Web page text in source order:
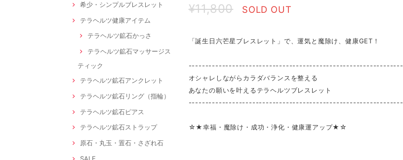
希少・シンプルブレスレット
テラヘルツ健康アイテム
テラヘルツ鉱石かっさ
テラヘルツ鉱石マッサージス
ティック
テラヘルツ鉱石アンクレット
テラヘルツ鉱石リング（指輪）
テラヘルツ鉱石ピアス
テラヘルツ鉱石ストラップ
原石・丸玉・置石・さざれ石
SALE
¥11,800 SOLD OUT
「誕生日六芒星ブレスレット」で、運気と魔除け、健康GET！
----------------------------------------------------------------
オシャレしながらカラダバランスを整える
あなたの願いを叶えるテラヘルツブレスレット
----------------------------------------------------------------
☆★幸福・魔除け・成功・浄化・健康運アップ★☆